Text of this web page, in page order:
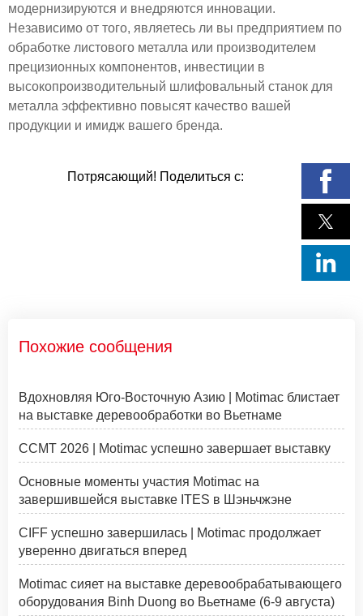
модернизируются и внедряются инновации.
Независимо от того, являетесь ли вы предприятием по
обработке листового металла или производителем
прецизионных компонентов, инвестиции в
высокопроизводительный шлифовальный станок для
металла эффективно повысят качество вашей
продукции и имидж вашего бренда.
Потрясающий! Поделиться с:
Похожие сообщения
Вдохновляя Юго-Восточную Азию | Motimac блистает
на выставке деревообработки во Вьетнаме
CCMT 2026 | Motimac успешно завершает выставку
Основные моменты участия Motimac на
завершившейся выставке ITES в Шэньчжэне
CIFF успешно завершилась | Motimac продолжает
уверенно двигаться вперед
Motimac сияет на выставке деревообрабатывающего
оборудования Binh Duong во Вьетнаме (6-9 августа)